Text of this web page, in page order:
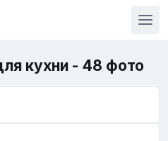
кухни - 48 фото